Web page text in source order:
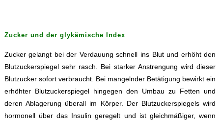
Zucker und der glykämische Index
Zucker gelangt bei der Verdauung schnell ins Blut und erhöht den
Blutzuckerspiegel sehr rasch. Bei starker Anstrengung wird dieser
Blutzucker sofort verbraucht. Bei mangelnder Betätigung bewirkt ein
erhöhter Blutzuckerspiegel hingegen den Umbau zu Fetten und
deren Ablagerung überall im Körper. Der Blutzuckerspiegels wird
hormonell über das Insulin geregelt und ist gleichmäßiger, wenn